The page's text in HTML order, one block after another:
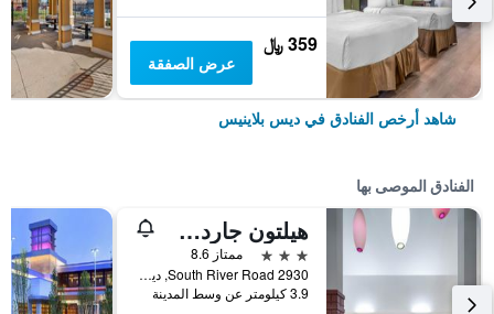
359 ﷼
عرض الصفقة
شاهد أرخص الفنادق في ديس بلاينيس
الفنادق الموصى بها
هيلتون جاردن إن شيكاجو أوهير آيربورت
3 نجوم
ممتاز 8.6
2930 South River Road, ديس بلاينيس, IL, الولايات المتحدة الأميريكية
3.9 كيلومتر عن وسط المدينة